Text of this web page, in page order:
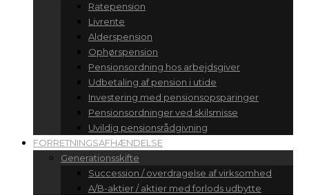
Ratepension
Livrente
Alderspension
Ophørspension
Pensionsordning hos arbejdsgiver
Udbetaling af pension i utide
Investering med pensionsopsparinger
Pensionsordninger ved skilsmisse
Uvildig pensionsrådgivning
FORRETNINGSAFHÆNDELSE
Generationsskifte
Succession / overdragelse af virksomhed
A/B-aktier / aktier med forlods udbytte